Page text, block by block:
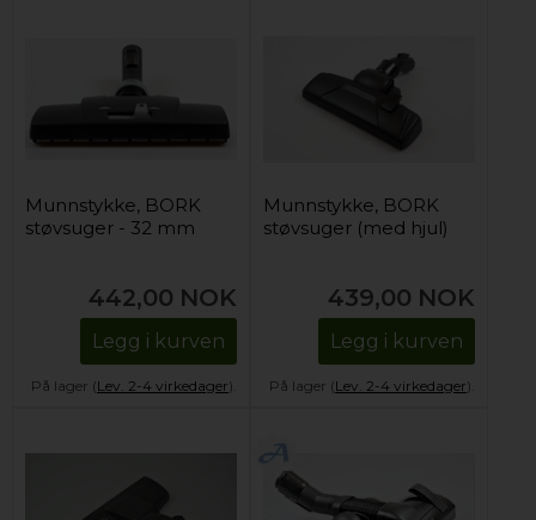
Munnstykke, BORK
støvsuger - 32 mm
442,00 NOK
Legg i kurven
På lager (Lev. 2-4 virkedager).
Munnstykke, BORK
støvsuger (med hjul)
439,00 NOK
Legg i kurven
På lager (Lev. 2-4 virkedager).